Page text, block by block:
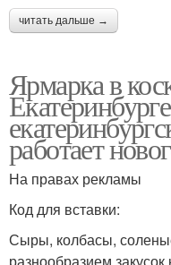
читать дальше →
Ярмарка в
работает
На правах рекламы
Код для вставки:
Сыры, колбасы,